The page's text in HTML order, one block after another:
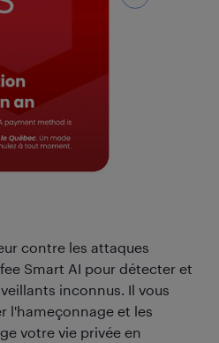
contre les attaques
Smart AI pour détecter et
inconnus. Il vous
l'hameçonnage et les
votre vie privée en